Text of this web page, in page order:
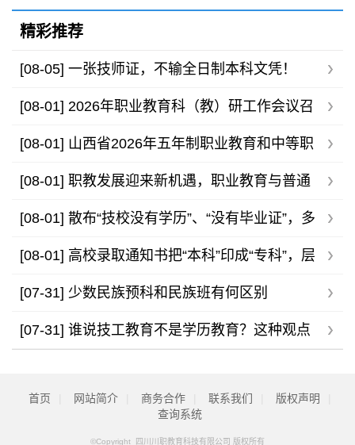
精彩推荐
[08-05] 一张技师证，不输全日制本科文凭！
[08-01] 2026年职业教育科（教）研工作会议召
开，助力职教高质量发展
[08-01] 山西省2026年五年制职业教育和中等职
业学校录取最低控制分数线公告
[08-01] 职教发展迎来新机遇，职业教育与普通
高等教育不存在高下之分
[08-01] 散布“技校没有学历”、“没有毕业证”，多
家技工院校发布声明
[08-01] 高校录取通知书把“本科”印成“专科”，层
层审核为何还有疏漏？
[07-31] 少数民族预科和民族班有何区别
[07-31] 谁说技工教育不是学历教育？这种观点
首页 网站简介 商务合作 联系我们 版权声明
查询系统
©Copyright 四川川职教育科技有限公司 版权所有